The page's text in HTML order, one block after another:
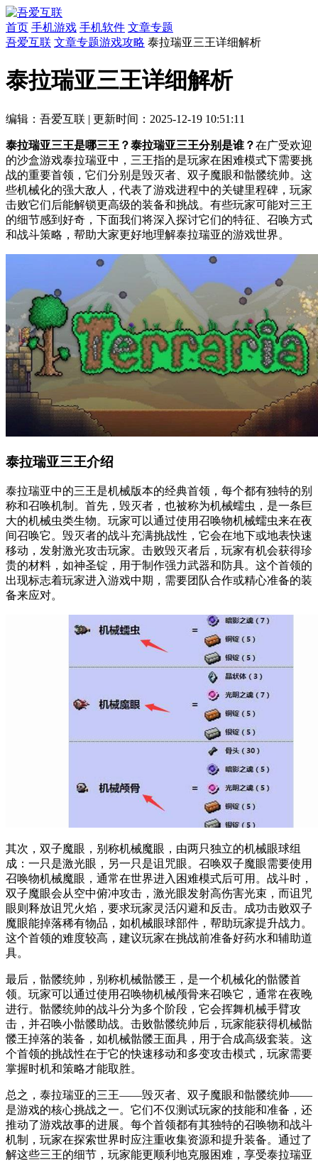
首页 手机游戏 手机软件 文章专题
吾爱互联 文章专题游戏攻略 泰拉瑞亚三王详细解析
泰拉瑞亚三王详细解析
编辑：吾爱互联 | 更新时间：2025-12-19 10:51:11
泰拉瑞亚三王是哪三王？泰拉瑞亚三王分别是谁？在广受欢迎
的沙盒游戏泰拉瑞亚中，三王指的是玩家在困难模式下需要挑
战的重要首领，它们分别是毁灭者、双子魔眼和骷髅统帅。这
些机械化的强大敌人，代表了游戏进程中的关键里程碑，玩家
击败它们后能解锁更高级的装备和挑战。有些玩家可能对三王
的细节感到好奇，下面我们将深入探讨它们的特征、召唤方式
和战斗策略，帮助大家更好地理解泰拉瑞亚的游戏世界。
泰拉瑞亚三王介绍
泰拉瑞亚中的三王是机械版本的经典首领，每个都有独特的别
称和召唤机制。首先，毁灭者，也被称为机械蠕虫，是一条巨
大的机械虫类生物。玩家可以通过使用召唤物机械蠕虫来在夜
间召唤它。毁灭者的战斗充满挑战性，它会在地下或地表快速
移动，发射激光攻击玩家。击败毁灭者后，玩家有机会获得珍
贵的材料，如神圣锭，用于制作强力武器和防具。这个首领的
出现标志着玩家进入游戏中期，需要团队合作或精心准备的装
备来应对。
其次，双子魔眼，别称机械魔眼，由两只独立的机械眼球组
成：一只是激光眼，另一只是诅咒眼。召唤双子魔眼需要使用
召唤物机械魔眼，通常在世界进入困难模式后可用。战斗时，
双子魔眼会从空中俯冲攻击，激光眼发射高伤害光束，而诅咒
眼则释放诅咒火焰，要求玩家灵活闪避和反击。成功击败双子
魔眼能掉落稀有物品，如机械眼球部件，帮助玩家提升战力。
这个首领的难度较高，建议玩家在挑战前准备好药水和辅助道
具。
最后，骷髅统帅，别称机械骷髅王，是一个机械化的骷髅首
领。玩家可以通过使用召唤物机械颅骨来召唤它，通常在夜晚
进行。骷髅统帅的战斗分为多个阶段，它会挥舞机械手臂攻
击，并召唤小骷髅助战。击败骷髅统帅后，玩家能获得机械骷
髅王掉落的装备，如机械骷髅王面具，用于合成高级套装。这
个首领的挑战性在于它的快速移动和多变攻击模式，玩家需要
掌握时机和策略才能取胜。
总之，泰拉瑞亚的三王——毁灭者、双子魔眼和骷髅统帅——
是游戏的核心挑战之一。它们不仅测试玩家的技能和准备，还
推动了游戏故事的进展。每个首领都有其独特的召唤物和战斗
机制，玩家在探索世界时应注重收集资源和提升装备。通过了
解这些三王的细节，玩家能更顺利地克服困难，享受泰拉瑞亚